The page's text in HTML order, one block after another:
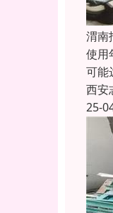
渭南
使用
可能
西安
25-